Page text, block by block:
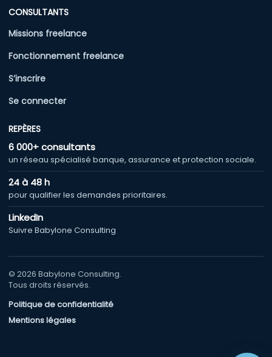
CONSULTANTS
Missions freelance
Fonctionnement freelance
S’inscrire
Se connecter
REPÈRES
6 000+ consultants
un réseau spécialisé banque, assurance et protection sociale.
24 à 48 h
pour qualifier les demandes prioritaires.
LinkedIn
Suivre Babylone Consulting
© 2026 Babylone Consulting.
Tous droits réservés.
Politique de confidentialité
Mentions légales